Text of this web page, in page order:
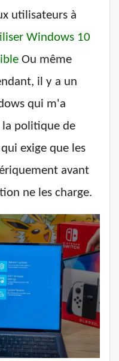
utilisateurs à
Windows 10
Ou même
il y a un
qui m'a
politique de
exige que les
avant
ne les charge.